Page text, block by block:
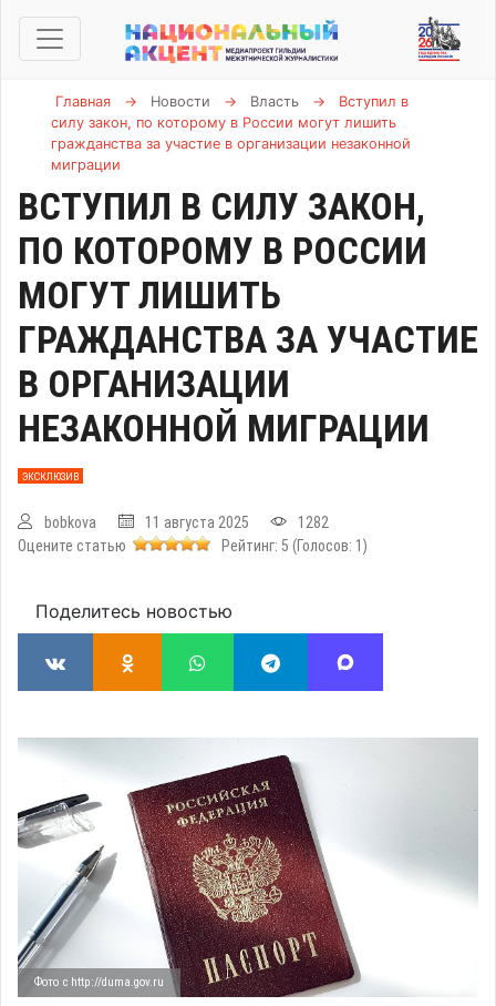
Главная → Новости → Власть →
Вступил в
силу закон, по которому в России могут лишить
гражданства за участие в организации незаконной
миграции
ВСТУПИЛ В СИЛУ ЗАКОН,
ПО КОТОРОМУ В РОССИИ
МОГУТ ЛИШИТЬ
ГРАЖДАНСТВА ЗА УЧАСТИЕ
В ОРГАНИЗАЦИИ
НЕЗАКОННОЙ МИГРАЦИИ
ЭКСКЛЮЗИВ
bobkova 11 августа 2025
1282
Оцените статью
Рейтинг: 5 (Голосов: 1 )
Поделитесь новостью
Фото с http://duma.gov.ru